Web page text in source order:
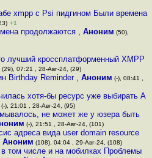
xmpp с Psi пидгином Были времена
+1
продолжаются , Аноним (50),
лучший кроссплатформенный XMPP
(29), 07:21 , 28-Авг-24, (29)
Birthday Reminder , Аноним (-), 08:41 ,
хотя-бы ресурс уже выбирать А
(-), 21:01 , 28-Авг-24, (95)
не может же у юзера быть
(-), 21:51 , 28-Авг-24, (101)
адреса вида user domain resource
Аноним (108), 04:04 , 29-Авг-24, (108)
в том числе и на мобилках Проблемы